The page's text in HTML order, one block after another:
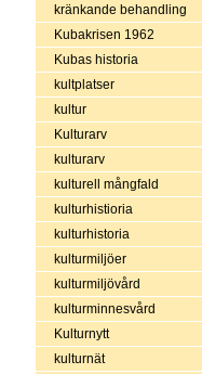
kränkande behandling
Kubakrisen 1962
Kubas historia
kultplatser
kultur
Kulturarv
kulturarv
kulturell mångfald
kulturhistioria
kulturhistoria
kulturmiljöer
kulturmiljövård
kulturminnesvård
Kulturnytt
kulturnät